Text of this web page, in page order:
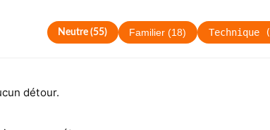
Neutre (55) Familier (18) Technique(
détour.